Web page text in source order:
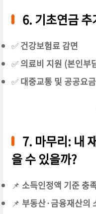
6. 기초연금 추
✅ 건강보험료 감면
✅ 의료비 지원 (본인부
✅ 대중교통 및 공공요
7. 마무리: 내
을 수 있을까?
📌 소득인정액 기준 충
📌 부동산·금융재산의